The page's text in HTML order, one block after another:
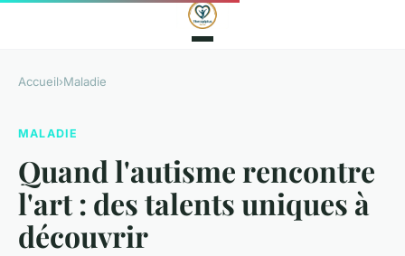
Accueil›Maladie
MALADIE
Quand l'autisme rencontre
l'art : des talents uniques à
découvrir